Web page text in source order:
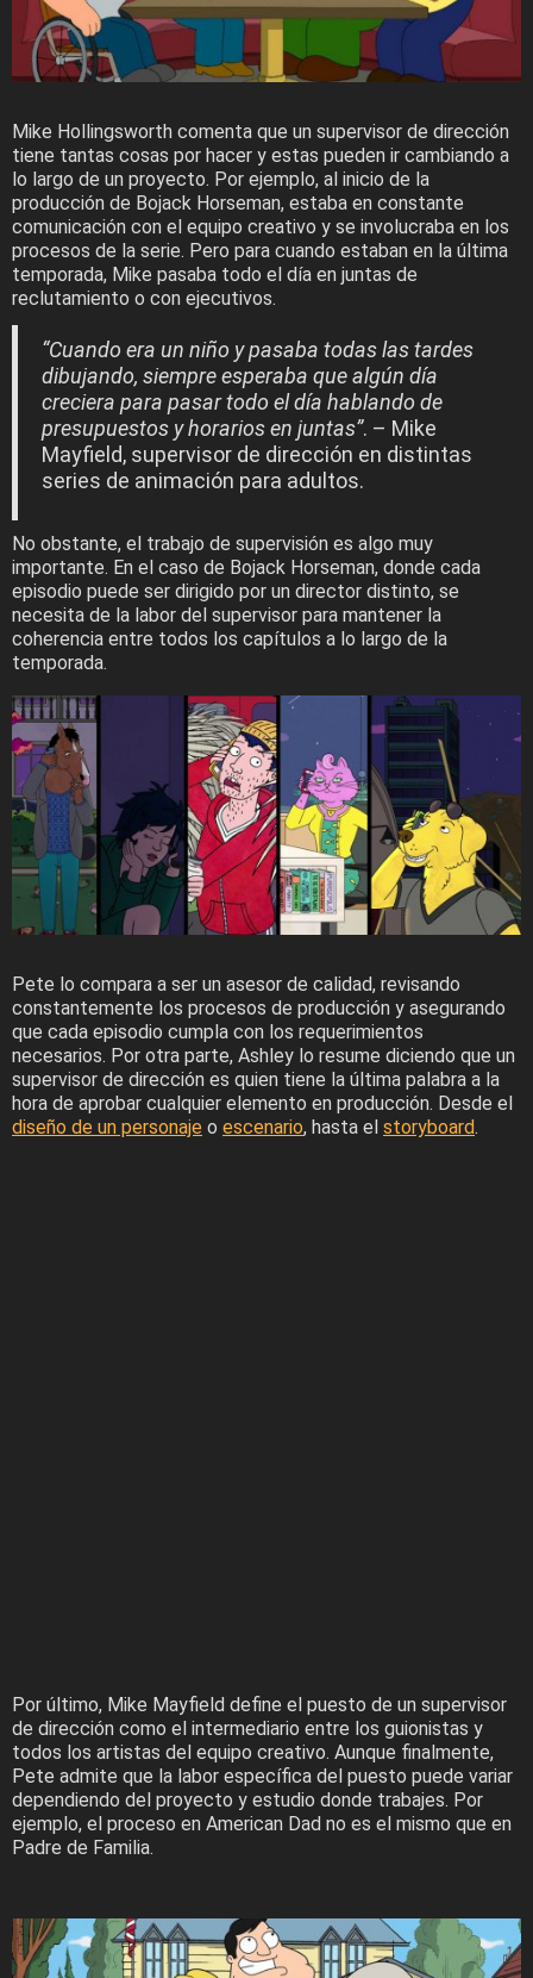
Mike Hollingsworth comenta que un supervisor de dirección
tiene tantas cosas por hacer y estas pueden ir cambiando a
lo largo de un proyecto. Por ejemplo, al inicio de la
producción de Bojack Horseman, estaba en constante
comunicación con el equipo creativo y se involucraba en los
procesos de la serie. Pero para cuando estaban en la última
temporada, Mike pasaba todo el día en juntas de
reclutamiento o con ejecutivos.
“Cuando era un niño y pasaba todas las tardes
dibujando, siempre esperaba que algún día
creciera para pasar todo el día hablando de
presupuestos y horarios en juntas”. – Mike
Mayfield, supervisor de dirección en distintas
series de animación para adultos.
No obstante, el trabajo de supervisión es algo muy
importante. En el caso de Bojack Horseman, donde cada
episodio puede ser dirigido por un director distinto, se
necesita de la labor del supervisor para mantener la
coherencia entre todos los capítulos a lo largo de la
temporada.
Pete lo compara a ser un asesor de calidad, revisando
constantemente los procesos de producción y asegurando
que cada episodio cumpla con los requerimientos
necesarios. Por otra parte, Ashley lo resume diciendo que un
supervisor de dirección es quien tiene la última palabra a la
hora de aprobar cualquier elemento en producción. Desde el
diseño de un personaje o escenario, hasta el storyboard.
Por último, Mike Mayfield define el puesto de un supervisor
de dirección como el intermediario entre los guionistas y
todos los artistas del equipo creativo. Aunque finalmente,
Pete admite que la labor específica del puesto puede variar
dependiendo del proyecto y estudio donde trabajes. Por
ejemplo, el proceso en American Dad no es el mismo que en
Padre de Familia.